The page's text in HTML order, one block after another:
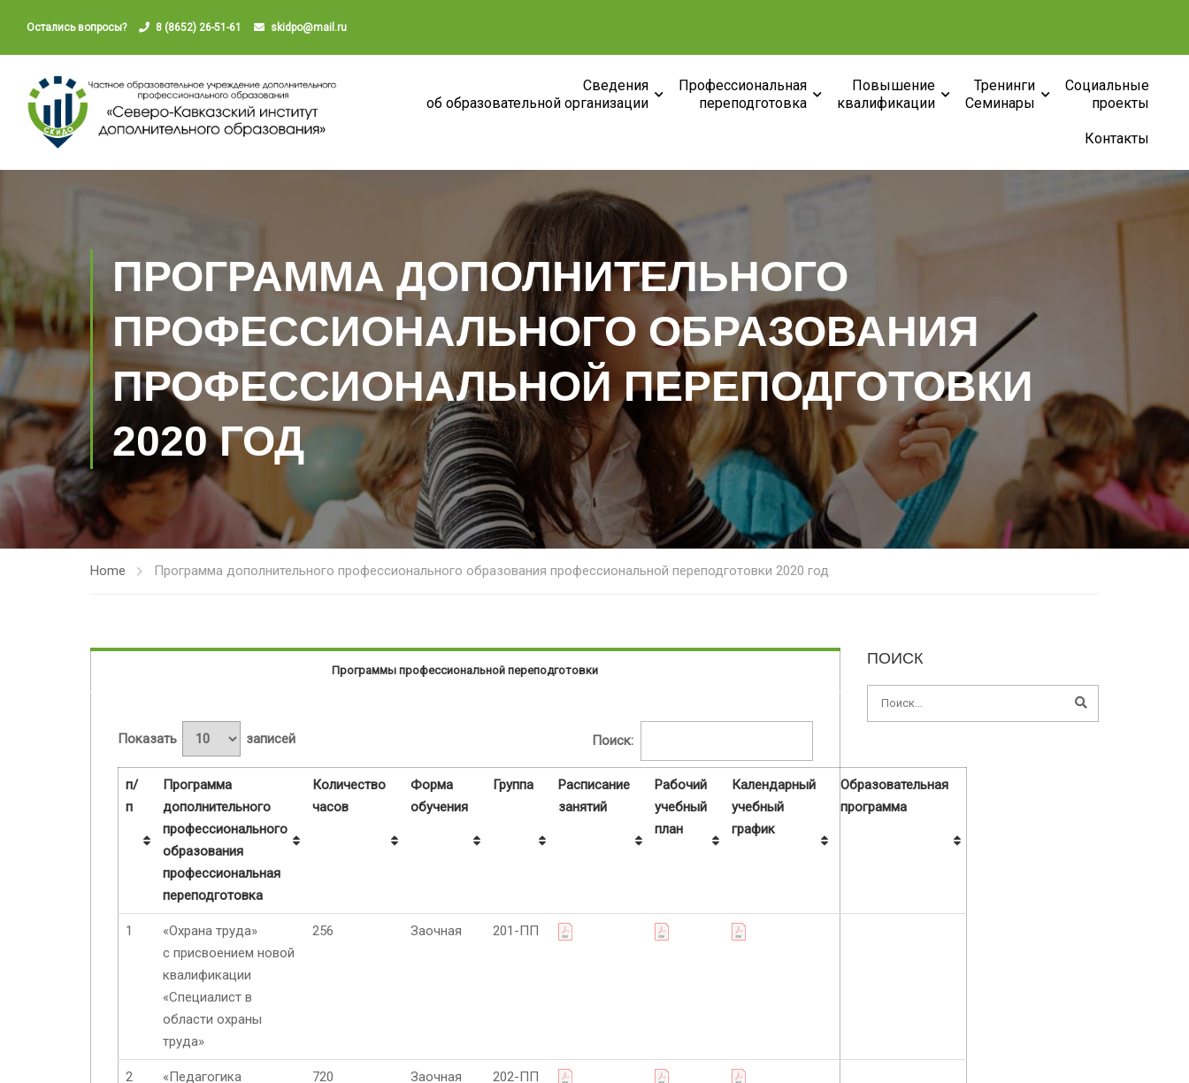
Остались вопросы? 8 (8652) 26-51-61 skidpo@mail.ru
Сведения
об образовательной организации
Профессиональная
переподготовка
Повышение
квалификации
Тренинги
Семинары
Социальные
проекты
Контакты
ПРОГРАММА ДОПОЛНИТЕЛЬНОГО
ПРОФЕССИОНАЛЬНОГО ОБРАЗОВАНИЯ
ПРОФЕССИОНАЛЬНОЙ ПЕРЕПОДГОТОВКИ
2020 ГОД
Home Программа дополнительного профессионального образования профессиональной переподготовки 2020 год
Программы профессиональной переподготовки
Показать записей Поиск:
п/
п
Программа
дополнительного
профессионального
образования
профессиональная
переподготовка
Количество
часов
Форма
обучения
Группа
Расписание
занятий
Рабочий
учебный
план
Календарный
учебный
график
Образовательная
программа
1
«Охрана труда»
с присвоением новой
квалификации
«Специалист в
области охраны
труда»
256 Заочная 201-ПП
2
«Педагогика
720 Заочная 202-ПП
ПОИСК